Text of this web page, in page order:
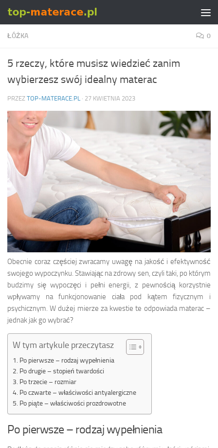
Skip to content
ŁÓŻKA 0
5 rzeczy, które musisz wiedzieć zanim
wybierzesz swój idealny materac
PRZEZ TOP-MATERACE.PL · 27 KWIETNIA 2023
Obecnie coraz częściej zwracamy uwagę na jakość i efektywność
swojego wypoczynku. Stawiając na zdrowy sen, czyli taki, po którym
budzimy się wypoczęci i pełni energii, z pewnością korzystnie
wpływamy na funkcjonowanie ciała pod kątem fizycznym i
psychicznym. W dużej mierze za kwestie te odpowiada materac –
jednak jak go wybrać?
W tym artykule przeczytasz
Po pierwsze – rodzaj wypełnienia
Po drugie – stopień twardości
Po trzecie – rozmiar
Po czwarte – właściwości antyalergiczne
Po piąte – właściwości prozdrowotne
Po pierwsze – rodzaj wypełnienia